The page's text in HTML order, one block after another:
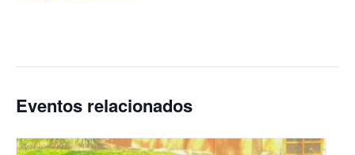
Eventos relacionados